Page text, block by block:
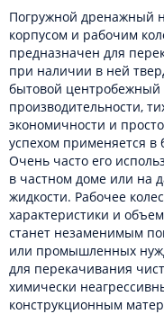
Погружной дренажный
корпусом и рабочим
предназначен для
при наличии в ней
бытовой центробежный
производительности,
экономичности и
успехом применяется в
Очень часто его
в частном доме или на
жидкости. Рабочее
характеристики и
станет незаменимым
или промышленных
для перекачивания
химически
конструкционным